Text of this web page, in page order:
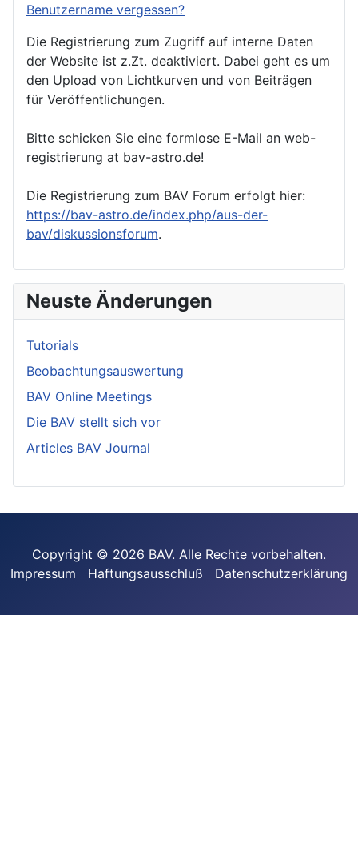
Benutzername vergessen?
Die Registrierung zum Zugriff auf interne Daten
der Website ist z.Zt. deaktiviert. Dabei geht es um
den Upload von Lichtkurven und von Beiträgen
für Veröffentlichungen.
Bitte schicken Sie eine formlose E-Mail an web-
registrierung at bav-astro.de!
Die Registrierung zum BAV Forum erfolgt hier:
https://bav-astro.de/index.php/aus-der-
bav/diskussionsforum.
Neuste Änderungen
Tutorials
Beobachtungsauswertung
BAV Online Meetings
Die BAV stellt sich vor
Articles BAV Journal
Copyright © 2026 BAV. Alle Rechte vorbehalten.
Impressum
Haftungsausschluß Datenschutzerklärung